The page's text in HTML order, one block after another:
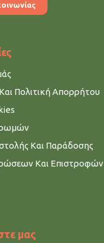
Πολιτική Απορρήτου
Και Παράδοσης
Και Επιστροφών
μας